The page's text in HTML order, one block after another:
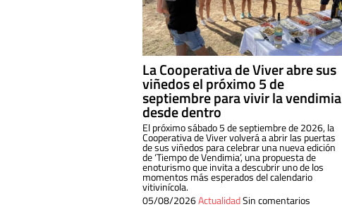
La Cooperativa de Viver abre sus
viñedos el próximo 5 de
septiembre para vivir la vendimia
desde dentro
El próximo sábado 5 de septiembre de 2026, la
Cooperativa de Viver volverá a abrir las puertas
de sus viñedos para celebrar una nueva edición
de ‘Tiempo de Vendimia’, una propuesta de
enoturismo que invita a descubrir uno de los
momentos más esperados del calendario
vitivinícola.
05/08/2026ActualidadSin comentarios